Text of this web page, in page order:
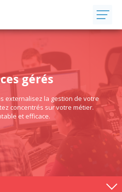
gérés
externalisez la gestion de votre
concentrés sur votre métier.
et efficace.